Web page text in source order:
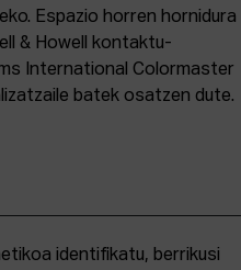
Espazio horren hornidura
& Howell kontaktu-
International Colormaster
batek osatzen dute.
identifikatu, berrikusi